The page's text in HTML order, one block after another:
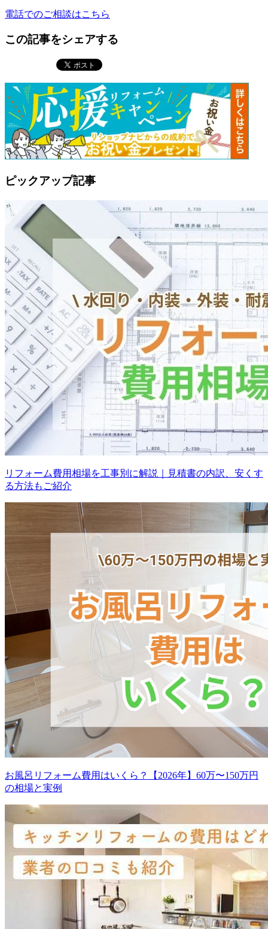
電話でのご相談はこちら
この記事をシェアする
ピックアップ記事
リフォーム費用相場を工事別に解説｜見積書の内訳、安くす
る方法もご紹介
お風呂リフォーム費用はいくら？【2026年】60万〜150万円
の相場と実例